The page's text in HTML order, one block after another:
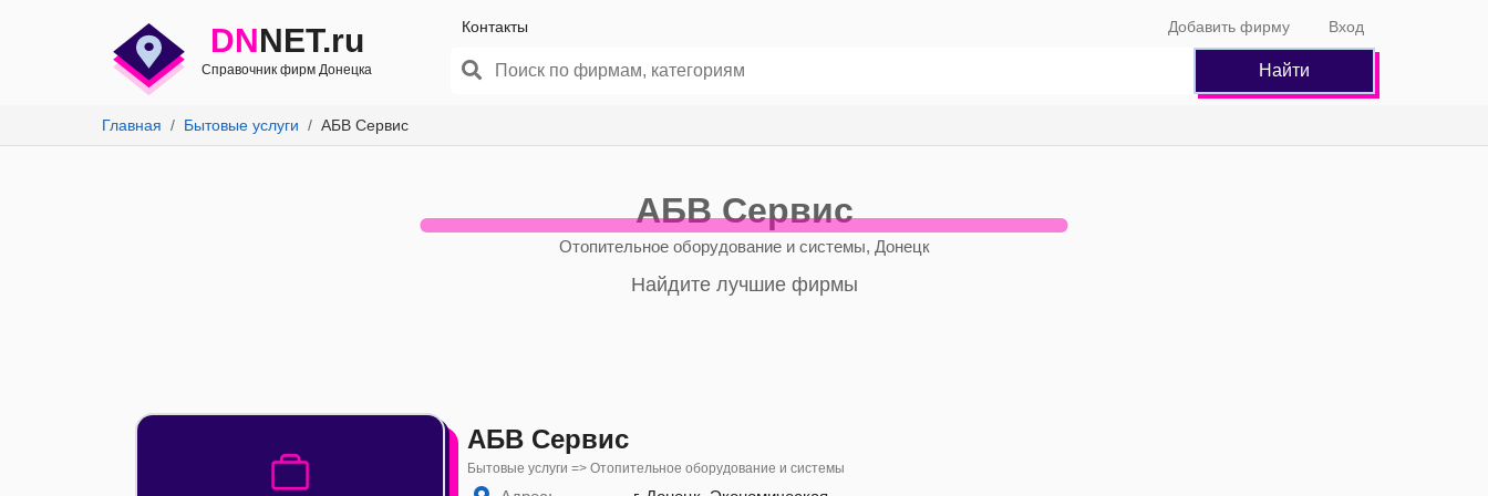
DNNET.ru
Справочник фирм Донецка
Контакты Добавить фирму Вход
Найти
Главная Бытовые услуги АБВ Сервис
АБВ Сервис
Отопительное оборудование и системы, Донецк
Найдите лучшие фирмы
АБВ Сервис
Бытовые услуги => Отопительное оборудование и системы